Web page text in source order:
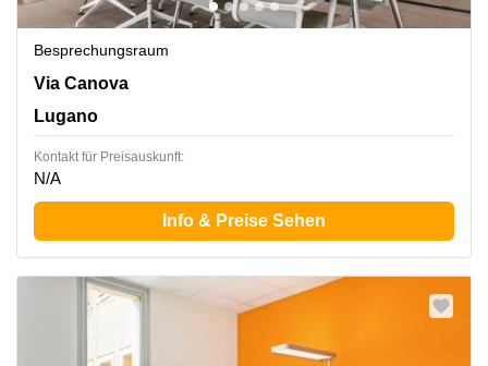
Besprechungsraum
Via Canova 15, Lugano
Via Canova
Lugano
Kontakt für Preisauskunft:
N/A
Info & Preise Sehen